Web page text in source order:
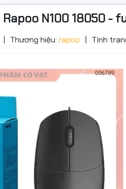
N100 18050 -
Thương hiệu: rapoo Tình
Mô tả sản
- Chuẩn
- Độ Phân
Thiết kế
Trang bị
Đặt